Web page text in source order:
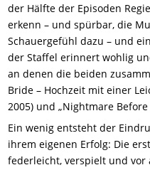
der Hälfte der Episoden
erkenn – und spürbar, die
Schauergefühl dazu – und
der Staffel erinnert wohlig
an denen die beiden
Bride – Hochzeit mit einer
2005) und „Nightmare Before
Ein wenig entsteht der
ihrem eigenen Erfolg: Die
federleicht, verspielt und